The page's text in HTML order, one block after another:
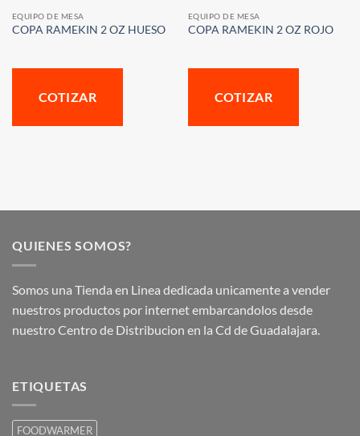
EQUIPO DE MESA
COPA RAMEKIN 2 OZ HUESO
COTIZAR
EQUIPO DE MESA
COPA RAMEKIN 2 OZ ROJO
COTIZAR
QUIENES SOMOS?
Somos una Tienda en Linea dedicada unicamente a vender
nuestros productos por internet embarcandolos desde
nuestro Centro de Distribucion en la Cd de Guadalajara.
ETIQUETAS
FOODWARMER